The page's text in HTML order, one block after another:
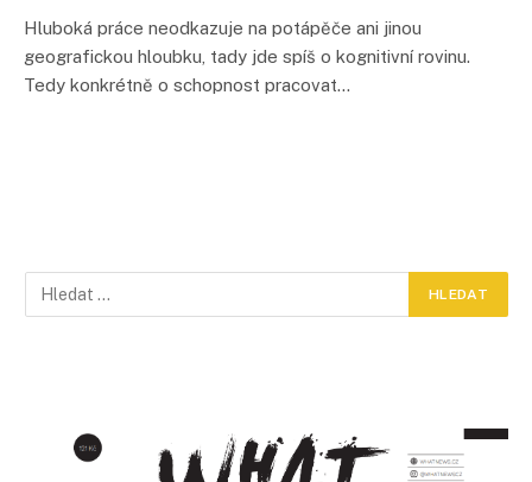
Hluboká práce neodkazuje na potápěče ani jinou
geografickou hloubku, tady jde spíš o kognitivní rovinu.
Tedy konkrétně o schopnost pracovat…